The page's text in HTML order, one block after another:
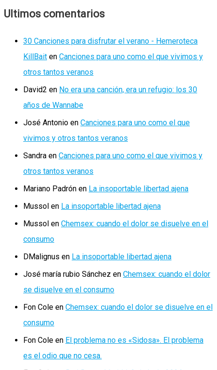
Ultimos comentarios
30 Canciones para disfrutar el verano - Hemeroteca
KillBait en Canciones para uno como el que vivimos y
otros tantos veranos
David2 en No era una canción, era un refugio: los 30
años de Wannabe
José Antonio en Canciones para uno como el que
vivimos y otros tantos veranos
Sandra en Canciones para uno como el que vivimos y
otros tantos veranos
Mariano Padrón en La insoportable libertad ajena
Mussol en La insoportable libertad ajena
Mussol en Chemsex: cuando el dolor se disuelve en el
consumo
DMalignus en La insoportable libertad ajena
José maría rubio Sánchez en Chemsex: cuando el dolor
se disuelve en el consumo
Fon Cole en Chemsex: cuando el dolor se disuelve en el
consumo
Fon Cole en El problema no es «Sidosa». El problema
es el odio que no cesa.